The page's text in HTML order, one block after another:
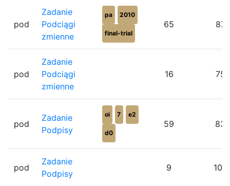
pod
Zadanie
Podciągi
zmienne
pa 2010
final-trial
65
pod
Zadanie
Podciągi
zmienne
16
pod
Zadanie
Podpisy
oi 7 e2
d0
59
pod
Zadanie
Podpisy
9